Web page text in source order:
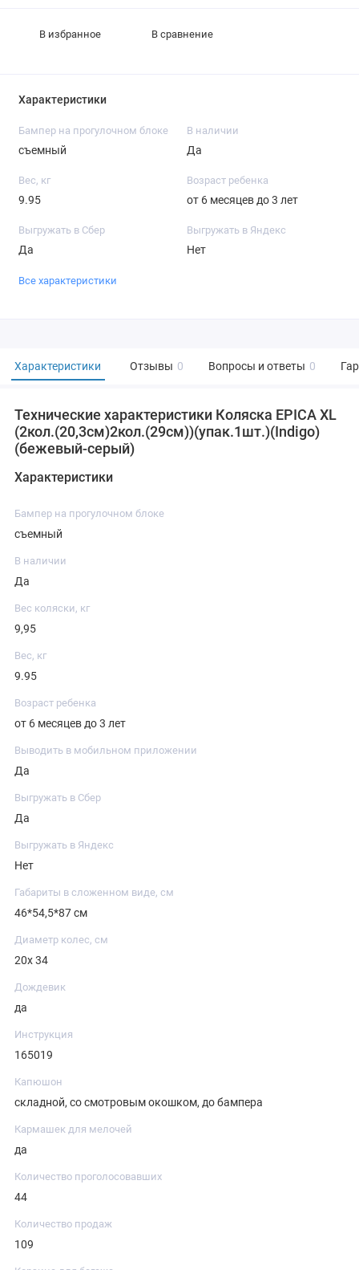
В избранное В сравнение
Характеристики
Бампер на прогулочном блоке
съемный
В наличии
Да
Вес, кг
9.95
Возраст ребенка
от 6 месяцев до 3 лет
Выгружать в Сбер
Да
Выгружать в Яндекс
Нет
Все характеристики
Характеристики Отзывы 0 Вопросы и ответы 0
Технические характеристики Коляска EPICA XL
(2кол.(20,3см)2кол.(29см))(упак.1шт.)(Indigo)
(бежевый-серый)
Характеристики
Бампер на прогулочном блоке
съемный
В наличии
Да
Вес коляски, кг
9,95
Вес, кг
9.95
Возраст ребенка
от 6 месяцев до 3 лет
Выводить в мобильном приложении
Да
Выгружать в Сбер
Да
Выгружать в Яндекс
Нет
Габариты в сложенном виде, см
46*54,5*87 см
Диаметр колес, см
20х 34
Дождевик
да
Инструкция
165019
Капюшон
складной, со смотровым окошком, до бампера
Кармашек для мелочей
да
Количество проголосовавших
44
Количество продаж
109